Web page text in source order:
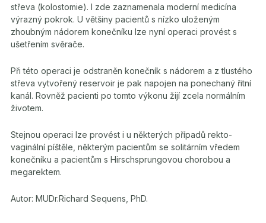
střeva (kolostomie). I zde zaznamenala moderní medicína
výrazný pokrok. U většiny pacientů s nízko uloženým
zhoubným nádorem konečníku lze nyní operaci provést s
ušetřením svěrače.
Při této operaci je odstraněn konečník s nádorem a z tlustého
střeva vytvořený reservoir je pak napojen na ponechaný řitní
kanál. Rovněž pacienti po tomto výkonu žijí zcela normálním
životem.
Stejnou operaci lze provést i u některých případů rekto-
vaginální píštěle, některým pacientům se solitárním vředem
konečníku a pacientům s Hirschsprungovou chorobou a
megarektem.
Autor: MUDr.Richard Sequens, PhD.